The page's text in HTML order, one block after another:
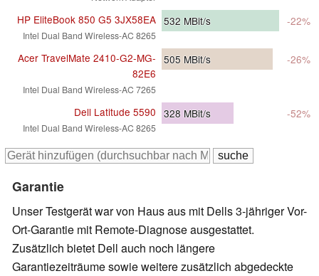
HP EliteBook 850 G5 3JX58EA
Intel Dual Band Wireless-AC 8265
532 MBit/s -22%
Acer TravelMate 2410-G2-MG-
82E6
Intel Dual Band Wireless-AC 7265
505 MBit/s -26%
Dell Latitude 5590
Intel Dual Band Wireless-AC 8265
328 MBit/s -52%
Garantie
Unser Testgerät war von Haus aus mit Dells 3-jähriger Vor-
Ort-Garantie mit Remote-Diagnose ausgestattet.
Zusätzlich bietet Dell auch noch längere
Garantiezeiträume sowie weitere zusätzlich abgedeckte